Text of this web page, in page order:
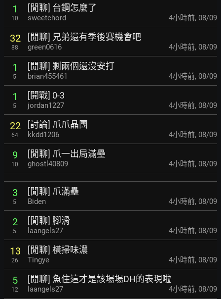
1
10
[閒聊] 台鋼怎麼了
sweetchord 4小時前, 08/09
32
88
[閒聊] 兄弟還有季後賽機會吧
green0616 4小時前, 08/09
1
5
[閒聊] 剩兩個還沒安打
brian455461 4小時前, 08/09
1
5
[開戰] 0-3
jordan1227 4小時前, 08/09
22
64
[討論] 爪爪晶團
kkdd1206 4小時前, 08/09
9
10
[閒聊] 爪一出局滿壘
ghostl40809 4小時前, 08/09
3
5
[閒聊] 爪滿壘
Biden 4小時前, 08/09
2
5
[閒聊] 腳滑
laangels27 4小時前, 08/09
13
26
[閒聊] 橫掃味濃
Tingye 4小時前, 08/09
5
12
[閒聊] 魚住這才是該場場DH的表現啦
laangels27 4小時前, 08/09